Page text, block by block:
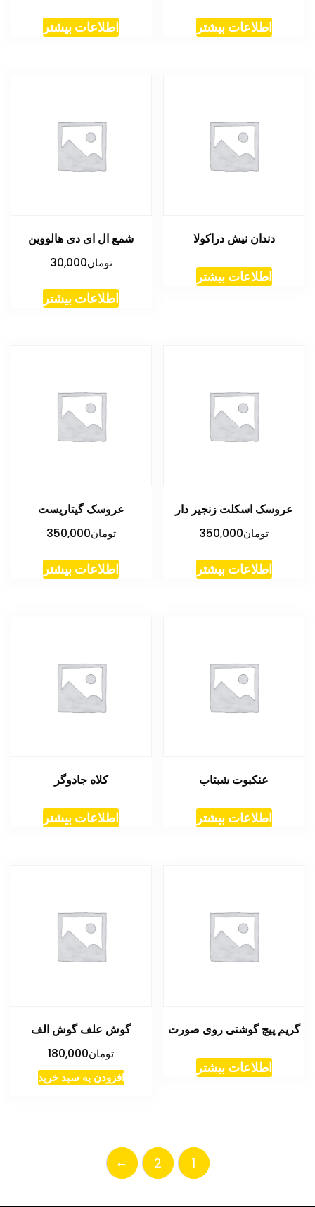
اطلاعات بیشتر اطلاعات بیشتر
دندان نیش دراکولا
اطلاعات بیشتر
شمع ال ای دی هالووین
تومان30,000
اطلاعات بیشتر
عروسک اسکلت زنجیر دار
تومان350,000
اطلاعات بیشتر
عروسک گیتاریست
تومان350,000
اطلاعات بیشتر
عنکبوت شبتاب
اطلاعات بیشتر
کلاه جادوگر
اطلاعات بیشتر
گریم پیچ گوشتی روی صورت
اطلاعات بیشتر
گوش علف گوش الف
تومان180,000
افزودن به سبد خرید
1
2
←